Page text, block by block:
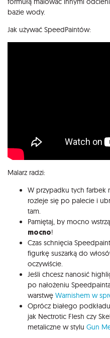
bazie wody.
Jak używać SpeedPaintów:
Malarz radzi:
W przypadku tych farbek
rozleje się po palecie i
tam.
Pamiętaj, by mocno
mocno!
Czas schnięcia
figurkę suszarką do
oczywiście.
Jeśli chcesz nanosić
po nałożeniu
warstwę Warnishem w
Oprócz białego
jak Nectrotic Flesh czy
metaliczne w stylu Gun